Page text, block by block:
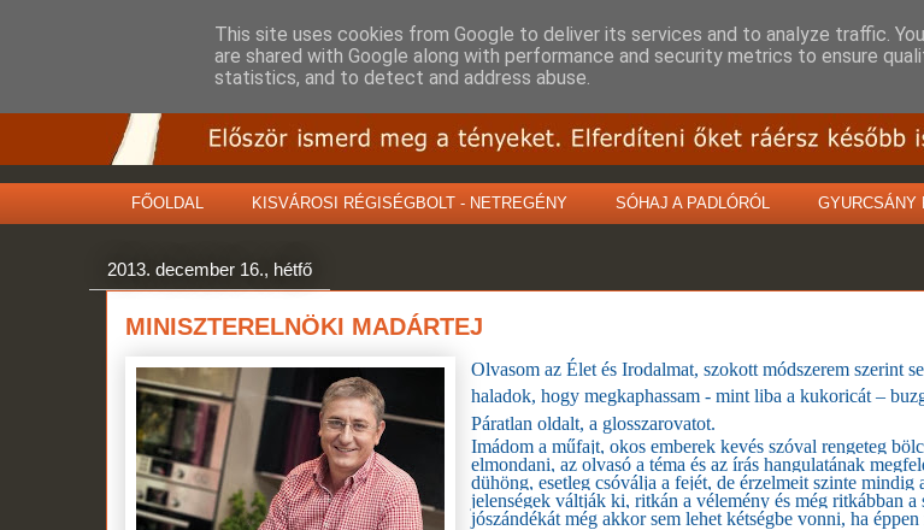
FŐOLDAL KISVÁROSI RÉGISÉGBOLT - NETREGÉNY SÓHAJ A PADLÓRÓL GYURCSÁNY
2013. december 16., hétfő
MINISZTERELNÖKI MADÁRTEJ
Olvasom az Élet és Irodalmat, szokott módszerem szerint
haladok, hogy megkaphassam - mint liba a kukoricát –
Páratlan oldalt, a glosszarovatot.
Imádom a műfajt, okos emberek kevés szóval rengeteg
elmondani, az olvasó a téma és az írás hangulatának
dühöng, esetleg csóválja a fejét, de érzelmeit szinte mindig
jelenségek váltják ki, ritkán a vélemény és még ritkábban a
jószándékát még akkor sem lehet kétségbe vonni, ha
This site uses cookies from Google to deliver its services and to analyze traffic.
are shared with Google along with performance and security metrics to ensure
statistics, and to detect and address abuse.